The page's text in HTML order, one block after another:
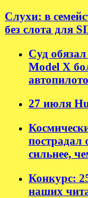
Слухи: в
без слота для
Суд
Model X
27 июля
пострадал
сильнее,
Конкурс:
наших